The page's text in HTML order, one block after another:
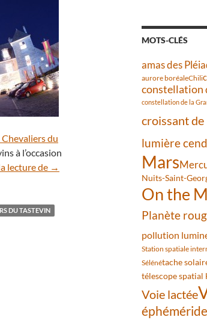
du
à l’occasion
lecture de Pleine Lune des chasseurs sur le
→
DU TASTEVIN
MOTS-CLÉS
amas des
aurore boréaleChili
constellation
constellation de la
croissant de
lumière
Mars
Nuits-Saint-
On the
Planète
pollution
Station spatiale
Sélénétache
télescope spatial
Voie lactée